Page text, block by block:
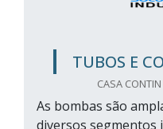
TUBOS E
CASA
As bombas são
diversos segmentos